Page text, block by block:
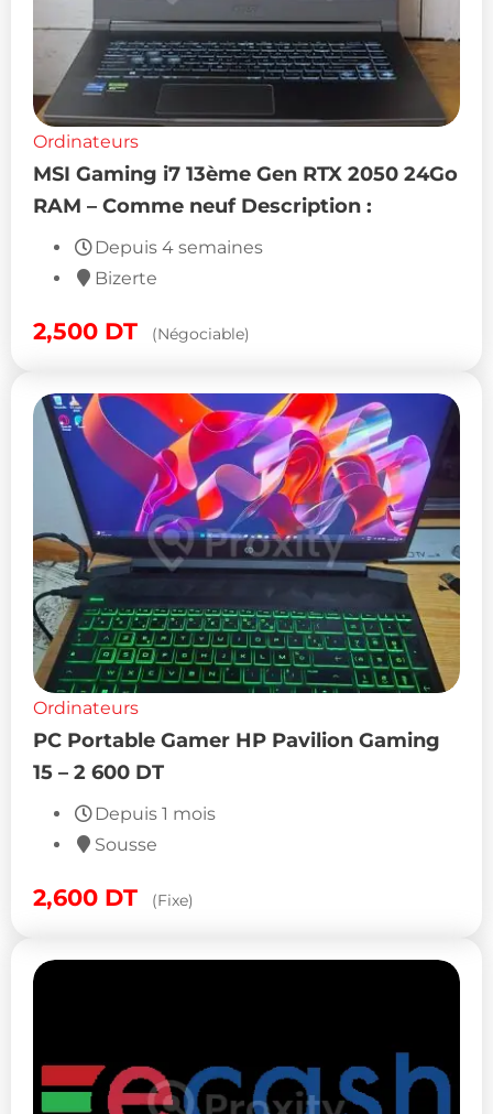
Ordinateurs
MSI Gaming i7 13ème Gen RTX 2050 24Go
RAM – Comme neuf Description :
Depuis 4 semaines
Bizerte
2,500 DT (Négociable)
Ordinateurs
PC Portable Gamer HP Pavilion Gaming
15 – 2 600 DT
Depuis 1 mois
Sousse
2,600 DT (Fixe)